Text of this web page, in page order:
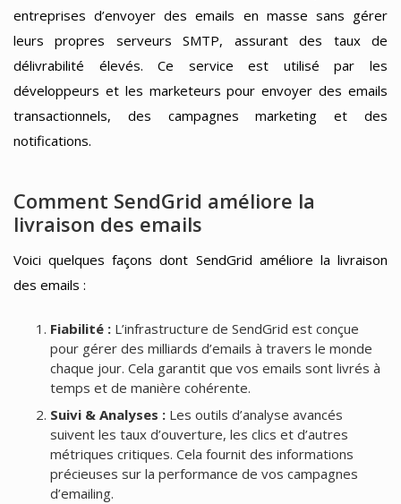
entreprises d’envoyer des emails en masse sans gérer
leurs propres serveurs SMTP, assurant des taux de
délivrabilité élevés. Ce service est utilisé par les
développeurs et les marketeurs pour envoyer des emails
transactionnels, des campagnes marketing et des
notifications.
Comment SendGrid améliore la
livraison des emails
Voici quelques façons dont SendGrid améliore la livraison
des emails :
Fiabilité :L’infrastructure de SendGrid est conçue
pour gérer des milliards d’emails à travers le monde
chaque jour. Cela garantit que vos emails sont livrés à
temps et de manière cohérente.
Suivi & Analyses :Les outils d’analyse avancés
suivent les taux d’ouverture, les clics et d’autres
métriques critiques. Cela fournit des informations
précieuses sur la performance de vos campagnes
d’emailing.